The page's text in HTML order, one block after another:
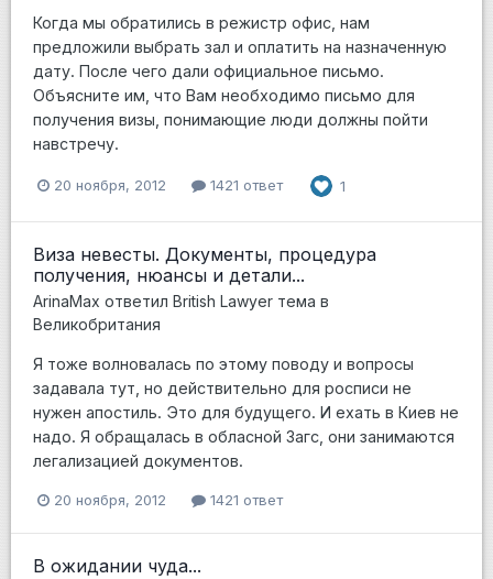
Когда мы обратились в режистр офис, нам
предложили выбрать зал и оплатить на назначенную
дату. После чего дали официальное письмо.
Объясните им, что Вам необходимо письмо для
получения визы, понимающие люди должны пойти
навстречу.
20 ноября, 2012 1421 ответ 1
Виза невесты. Документы, процедура
получения, нюансы и детали...
ArinaMax ответил British Lawyer тема в
Великобритания
Я тоже волновалась по этому поводу и вопросы
задавала тут, но действительно для росписи не
нужен апостиль. Это для будущего. И ехать в Киев не
надо. Я обращалась в обласной Загс, они занимаются
легализацией документов.
20 ноября, 2012 1421 ответ
В ожидании чуда...